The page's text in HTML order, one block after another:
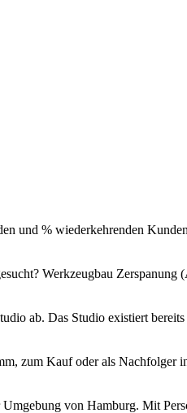
und % wiederkehrenden
Werkzeugbau Zerspanung
ab. Das Studio existiert bereits
zum Kauf oder als Nachfolger
von Hamburg. Mit